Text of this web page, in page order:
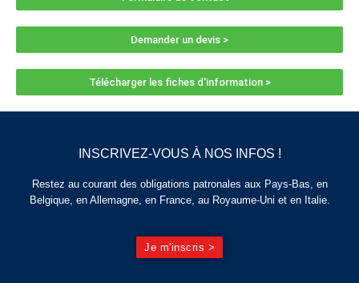
Demander un devis >
Télécharger les fiches d'information >
INSCRIVEZ-VOUS À NOS INFOS !
Restez au courant des obligations patronales aux Pays-Bas, en
Belgique, en Allemagne, en France, au Royaume-Uni et en Italie.
Je m'inscris >